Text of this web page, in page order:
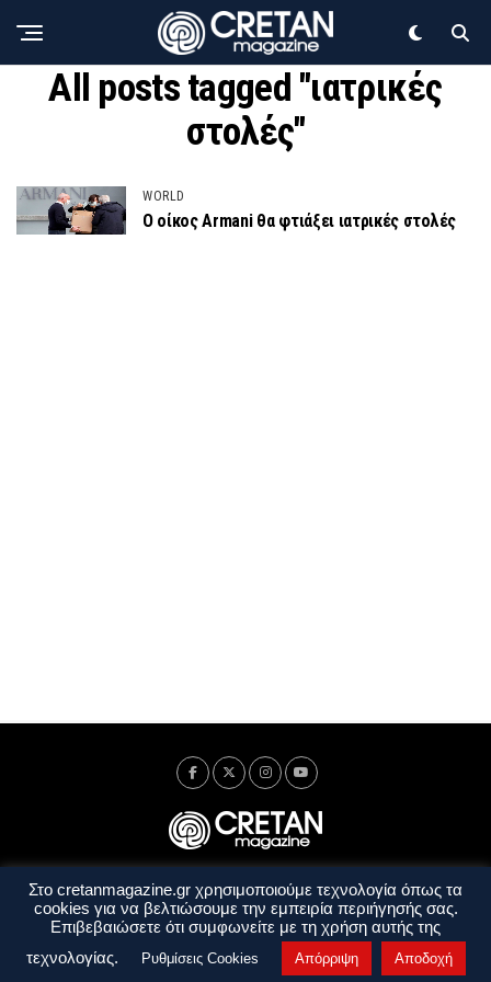
All posts tagged "ιατρικές
στολές"
WORLD
Ο οίκος Armani θα φτιάξει ιατρικές στολές
Ταυτότητα Πολιτική Απορρήτου
Όροι Χρήσης
Όροι και Προϋποθέσεις
Στο cretanmagazine.gr χρησιμοποιούμε τεχνολογία όπως τα
cookies για να βελτιώσουμε την εμπειρία περιήγησής σας.
Επιβεβαιώσετε ότι συμφωνείτε με τη χρήση αυτής της
τεχνολογίας.
Ρυθμίσεις Cookies Απόρριψη Αποδοχή